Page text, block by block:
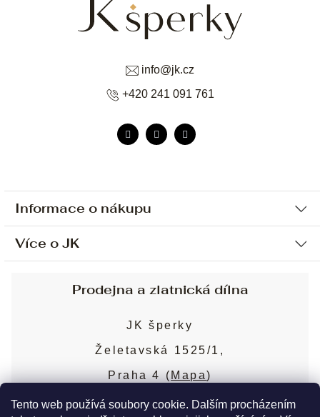
Tento web používá soubory cookie. Dalším procházením
Informace o nákupu
Ochrana osobních údajů
Sjednání osobní schůzky
Obchodní podmínky
Puncovní značky
Více o JK
Blog
Nejčastější dotazy
info@jk.cz
+420 241 091 761
Prodejna a zlatnická dílna
JK šperky
Želetavská 1525/1,
Praha 4 ( Mapa)
Více o prodejně